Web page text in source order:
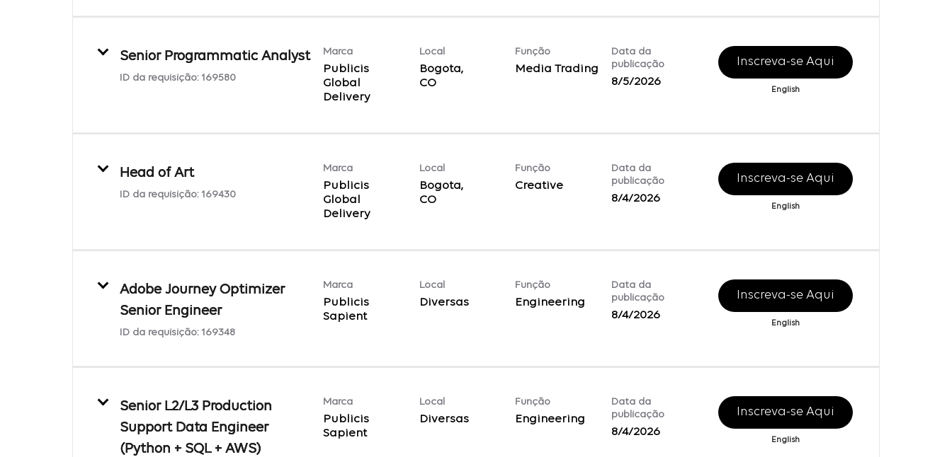
Senior Programmatic Analyst
ID da requisição: 169580
Marca
Publicis
Global
Delivery
Local
Bogota,
CO
Função
Media Trading
Data da
publicação
8/5/2026
Inscreva-se Aqui
English
Head of Art
ID da requisição: 169430
Marca
Publicis
Global
Delivery
Local
Bogota,
CO
Função
Creative
Data da
publicação
8/4/2026
Inscreva-se Aqui
English
Adobe Journey Optimizer
Senior Engineer
ID da requisição: 169348
Marca
Publicis
Sapient
Local
Diversas
Função
Engineering
Data da
publicação
8/4/2026
Inscreva-se Aqui
English
Senior L2/L3 Production
Support Data Engineer
(Python + SQL + AWS)
Marca
Publicis
Sapient
Local
Diversas
Função
Engineering
Data da
publicação
8/4/2026
Inscreva-se Aqui
English